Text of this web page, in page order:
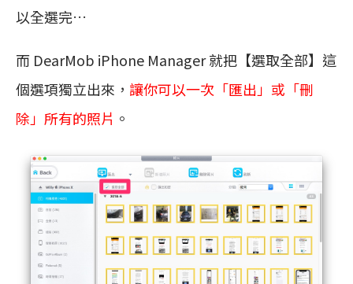
以全選完…
而 DearMob iPhone Manager 就把【選取全部】這
個選項獨立出來， 讓你可以一次「匯出」或「刪
除」所有的照片 。